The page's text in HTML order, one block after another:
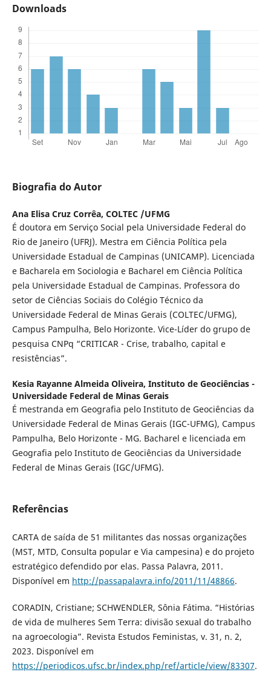
Downloads
Biografia do Autor
Ana Elisa Cruz Corrêa, COLTEC /UFMG
É doutora em Serviço Social pela Universidade Federal do
Rio de Janeiro (UFRJ). Mestra em Ciência Política pela
Universidade Estadual de Campinas (UNICAMP). Licenciada
e Bacharela em Sociologia e Bacharel em Ciência Política
pela Universidade Estadual de Campinas. Professora do
setor de Ciências Sociais do Colégio Técnico da
Universidade Federal de Minas Gerais (COLTEC/UFMG),
Campus Pampulha, Belo Horizonte. Vice-Líder do grupo de
pesquisa CNPq “CRITICAR - Crise, trabalho, capital e
resistências”.
Kesia Rayanne Almeida Oliveira, Instituto de Geociências -
Universidade Federal de Minas Gerais
É mestranda em Geografia pelo Instituto de Geociências da
Universidade Federal de Minas Gerais (IGC-UFMG), Campus
Pampulha, Belo Horizonte - MG. Bacharel e licenciada em
Geografia pelo Instituto de Geociências da Universidade
Federal de Minas Gerais (IGC/UFMG).
Referências
CARTA de saída de 51 militantes das nossas organizações
(MST, MTD, Consulta popular e Via campesina) e do projeto
estratégico defendido por elas. Passa Palavra, 2011.
Disponível em http://passapalavra.info/2011/11/48866.
CORADIN, Cristiane; SCHWENDLER, Sônia Fátima. “Histórias
de vida de mulheres Sem Terra: divisão sexual do trabalho
na agroecologia”. Revista Estudos Feministas, v. 31, n. 2,
2023. Disponível em
https://periodicos.ufsc.br/index.php/ref/article/view/83307.